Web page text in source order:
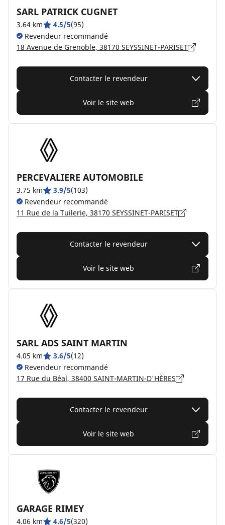
SARL PATRICK CUGNET
3.64 km 4.5/5(95)
Revendeur recommandé
18 Avenue de Grenoble, 38170 SEYSSINET-PARISET
Contacter le revendeur
Voir le site web
PERCEVALIERE AUTOMOBILE
3.75 km 3.9/5(103)
Revendeur recommandé
11 Rue de la Tuilerie, 38170 SEYSSINET-PARISET
Contacter le revendeur
Voir le site web
SARL ADS SAINT MARTIN
4.05 km 3.6/5(12)
Revendeur recommandé
17 Rue du Béal, 38400 SAINT-MARTIN-D'HÈRES
Contacter le revendeur
Voir le site web
GARAGE RIMEY
4.06 km 4.6/5(320)